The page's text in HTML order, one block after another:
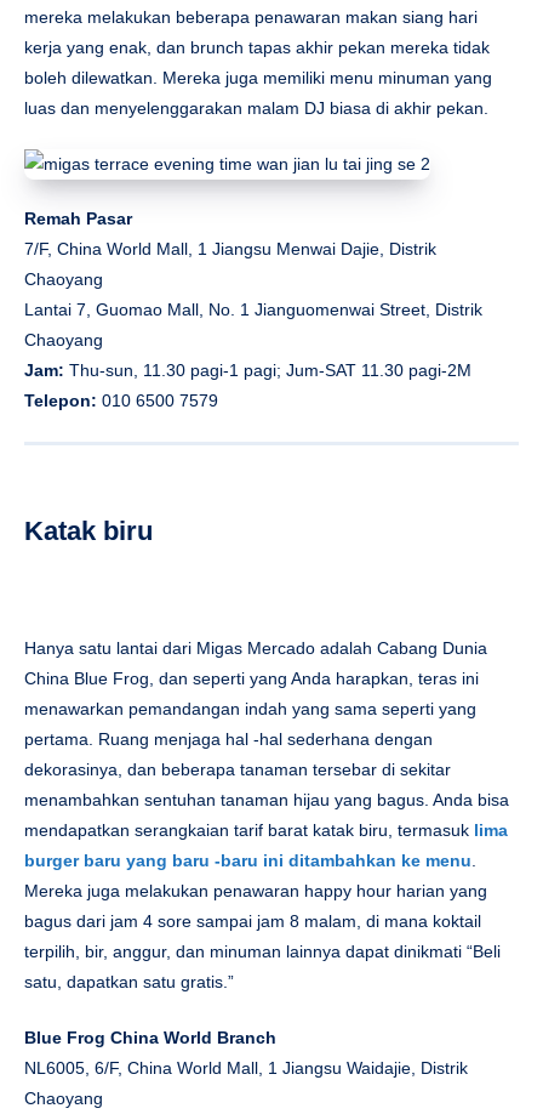
mereka melakukan beberapa penawaran makan siang hari
kerja yang enak, dan brunch tapas akhir pekan mereka tidak
boleh dilewatkan. Mereka juga memiliki menu minuman yang
luas dan menyelenggarakan malam DJ biasa di akhir pekan.
Remah Pasar
7/F, China World Mall, 1 Jiangsu Menwai Dajie, Distrik
Chaoyang
Lantai 7, Guomao Mall, No. 1 Jianguomenwai Street, Distrik
Chaoyang
Jam: Thu-sun, 11.30 pagi-1 pagi; Jum-SAT 11.30 pagi-2M
Telepon: 010 6500 7579
Katak biru
Hanya satu lantai dari Migas Mercado adalah Cabang Dunia
China Blue Frog, dan seperti yang Anda harapkan, teras ini
menawarkan pemandangan indah yang sama seperti yang
pertama. Ruang menjaga hal -hal sederhana dengan
dekorasinya, dan beberapa tanaman tersebar di sekitar
menambahkan sentuhan tanaman hijau yang bagus. Anda bisa
mendapatkan serangkaian tarif barat katak biru, termasuk lima
burger baru yang baru -baru ini ditambahkan ke menu
Mereka juga melakukan penawaran happy hour harian yang
bagus dari jam 4 sore sampai jam 8 malam, di mana koktail
terpilih, bir, anggur, dan minuman lainnya dapat dinikmati “Beli
satu, dapatkan satu gratis.”
Blue Frog China World Branch
NL6005, 6/F, China World Mall, 1 Jiangsu Waidajie, Distrik
Chaoyang